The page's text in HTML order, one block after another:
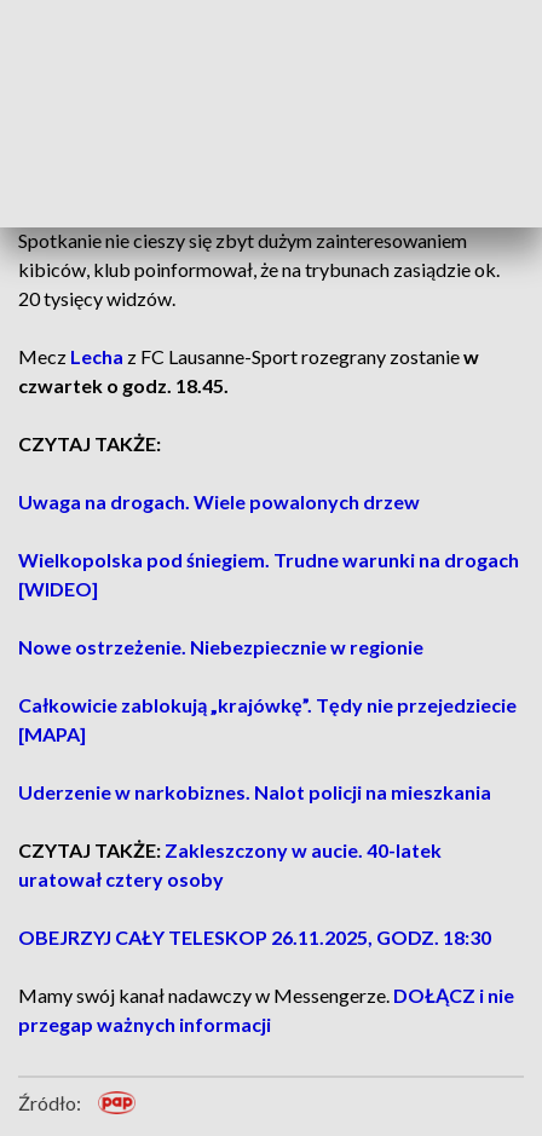
Spotkanie nie cieszy się zbyt dużym zainteresowaniem
kibiców, klub poinformował, że na trybunach zasiądzie ok.
20 tysięcy widzów.
Mecz Lecha z FC Lausanne-Sport rozegrany zostaniew
czwartek o godz. 18.45.
CZYTAJ TAKŻE:
Uwaga na drogach. Wiele powalonych drzew
Wielkopolska pod śniegiem. Trudne warunki na drogach
[WIDEO]
Nowe ostrzeżenie. Niebezpiecznie w regionie
Całkowicie zablokują „krajówkę”. Tędy nie przejedziecie
[MAPA]
Uderzenie w narkobiznes. Nalot policji na mieszkania
CZYTAJ TAKŻE: Zakleszczony w aucie. 40-latek
uratował cztery osoby
OBEJRZYJ CAŁY TELESKOP 26.11.2025, GODZ. 18:30
Mamy swój kanał nadawczy w Messengerze. DOŁĄCZ i nie
przegap ważnych informacji
Źródło: